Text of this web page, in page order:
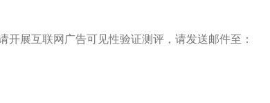
开展互联网广告可见性验证测评，请发送邮件至：